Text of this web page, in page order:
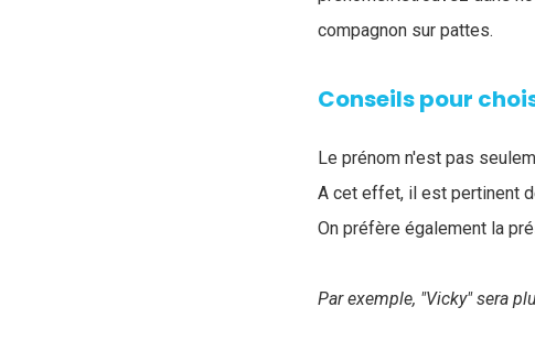
compagnon sur pattes.
Conseils pour
Le prénom n'est pas
A cet effet, il est pertinent
On préfère également la
Par exemple, "Vicky" sera